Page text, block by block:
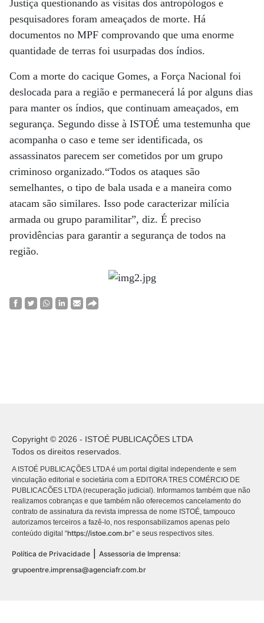
Justiça questionando as visitas dos antropólogos e
pesquisadores foram ameaçados de morte. Há
documentos no MPF comprovando que uma enorme
quantidade de terras foi usurpadas dos índios.
Com a morte do cacique Gomes, a Força Nacional foi
deslocada para a região e permanecerá lá por alguns dias
para manter os índios, que continuam ameaçados, em
segurança. Segundo disse à ISTOÉ uma testemunha que
acompanha o caso e teme ser identificada, os
assassinatos parecem ser cometidos por um grupo
criminoso organizado.“Todos os ataques são
semelhantes, o tipo de bala usada e a maneira como
atacam são similares. Isso pode caracterizar milícia
armada ou grupo paramilitar”, diz. É preciso
providências para garantir a segurança de todos na
região.
Copyright © 2026 - ISTOÉ PUBLICAÇÕES LTDA
Todos os direitos reservados.
A ISTOÉ PUBLICAÇÕES LTDA é um portal digital independente e sem
vinculação editorial e societária com a EDITORA TRES COMÉRCIO DE
PUBLICACÕES LTDA (recuperação judicial). Informamos também que não
realizamos cobranças e que também não oferecemos cancelamento do
contrato de assinatura da revista impressa de nome ISTOÉ, tampouco
autorizamos terceiros a fazê-lo, nos responsabilizamos apenas pelo
conteúdo digital “https://istoe.com.br” e seus respectivos sites.
Política de Privacidade | Assessoria de Imprensa:
grupoentre.imprensa@agenciafr.com.br